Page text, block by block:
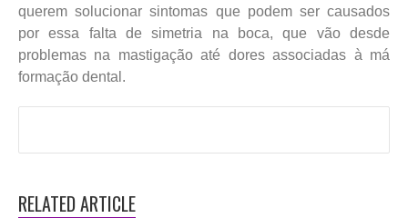
querem solucionar sintomas que podem ser causados
por essa falta de simetria na boca, que vão desde
problemas na mastigação até dores associadas à má
formação dental.
RELATED ARTICLE